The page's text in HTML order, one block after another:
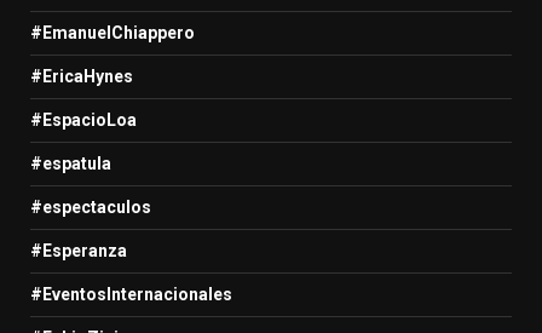
#EmanuelChiappero
#EricaHynes
#EspacioLoa
#espatula
#espectaculos
#Esperanza
#EventosInternacionales